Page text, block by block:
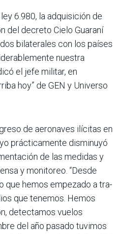
6.980, la adquisición de
del decreto Cielo Guaraní
bilaterales con los países
nuestra
el jefe mili­tar, en
hoy” de GEN y Uni­verso
de aeronaves ilíci­tas en
prácticamente dis­minuyó
de las medi­das y
y monitoreo. “Desde
que hemos empezado a tra­
que tenemos. Hemos
detec­tamos vuelos
del año pasado tuvimos